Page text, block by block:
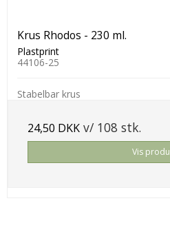
Krus Rhodos - 230 ml.
Plastprint
44106-25
Stabelbar krus
24,50 DKK v/ 108 stk.
Vis